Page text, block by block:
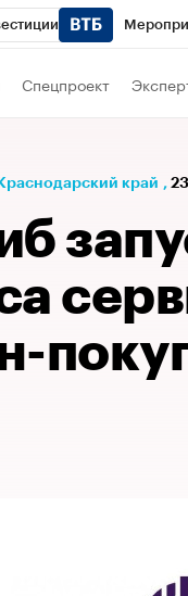
контрагентов
Спецпроект
Краснодарский край ,